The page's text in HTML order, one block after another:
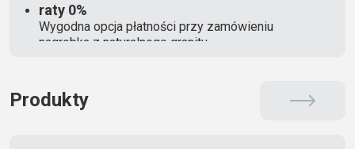
raty 0%
Wygodna opcja płatności przy zamówieniu
nagrobka z naturalnego granitu
Produkty